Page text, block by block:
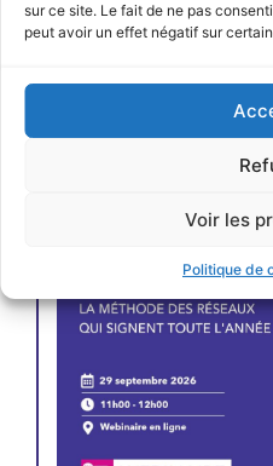
sur ce site. Le fait de ne pas
peut avoir un effet négatif sur
Voir les
Politique de
JE